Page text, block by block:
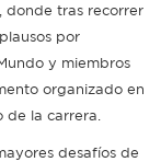
donde tras recorrer
por
y miembros
organizado en
de la carrera.
desafíos de